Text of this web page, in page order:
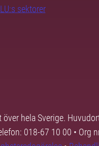
sektorer
hela Sverige.
018-67 10 00 • Org